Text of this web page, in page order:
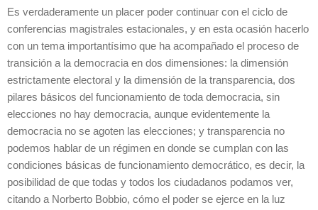
Es verdaderamente un placer poder continuar con el ciclo de
conferencias magistrales estacionales, y en esta ocasión hacerlo
con un tema importantísimo que ha acompañado el proceso de
transición a la democracia en dos dimensiones: la dimensión
estrictamente electoral y la dimensión de la transparencia, dos
pilares básicos del funcionamiento de toda democracia, sin
elecciones no hay democracia, aunque evidentemente la
democracia no se agoten las elecciones; y transparencia no
podemos hablar de un régimen en donde se cumplan con las
condiciones básicas de funcionamiento democrático, es decir, la
posibilidad de que todas y todos los ciudadanos podamos ver,
citando a Norberto Bobbio, cómo el poder se ejerce en la luz